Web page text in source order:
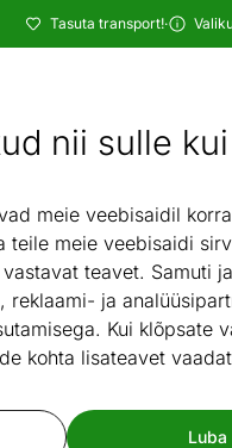
nii sulle
meie veebisaidil
teile meie veebisaidi
teavet. Samuti
ja
Kui klõpsate
kohta lisateavet
Tasuta transport!·